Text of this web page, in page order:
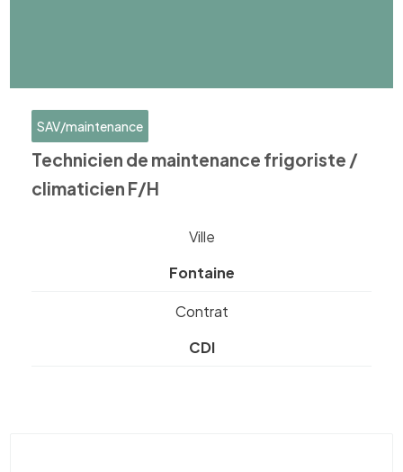
SAV/maintenance
Technicien de maintenance frigoriste /
climaticien F/H
Ville
Fontaine
Contrat
CDI